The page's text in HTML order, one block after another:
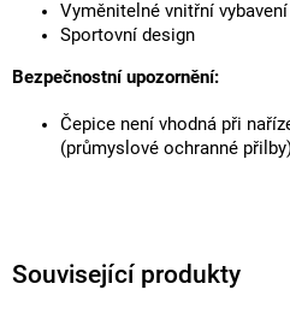
Související produkty
Vyměnitelné vnitřní vybavení
Sportovní design
Bezpečnostní upozornění:
Čepice není vhodná při
(průmyslové ochranné